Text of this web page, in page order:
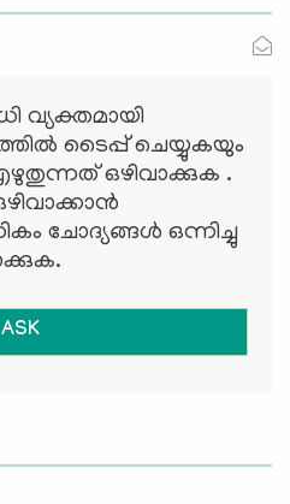
വ്യക്തമായി
ടൈപ്പ് ചെയ്യുകയും
ഒഴിവാക്കുക .
ചോദ്യങ്ങള്‍ ഒന്നിച്ചു
ASK